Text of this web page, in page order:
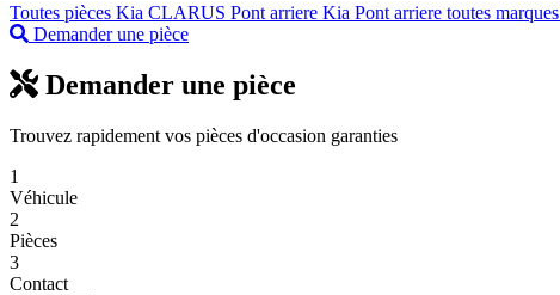
Toutes pièces Kia CLARUS Pont arriere Kia Pont arriere toutes marques
Demander une pièce
Demander une pièce
Trouvez rapidement vos pièces d'occasion garanties
1
Véhicule
2
Pièces
3
Contact